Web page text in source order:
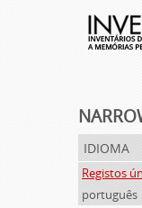
idioma
Registos
português